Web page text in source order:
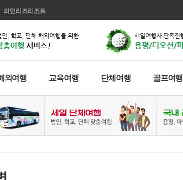
파인리즈리조트
외여행 교육여행 단체여행 골프여행